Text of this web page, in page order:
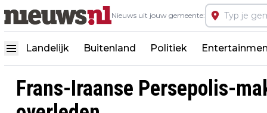
Nieuws uit jouw gemeente:
Landelijk Buitenland Politiek
Frans-Iraanse Persepolis-